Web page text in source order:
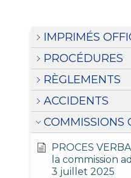
IMPRIMÉS
PROCÉDURES
RÈGLEMENTS
ACCIDENTS
COMMISSIONS
PROCES
la commission
3 juillet 2025